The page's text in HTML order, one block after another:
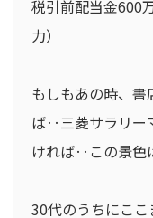
税引前配当金600
力）
もしもあの時、
ば‥三菱サラリー
ければ‥この景色
30代のうちにこ